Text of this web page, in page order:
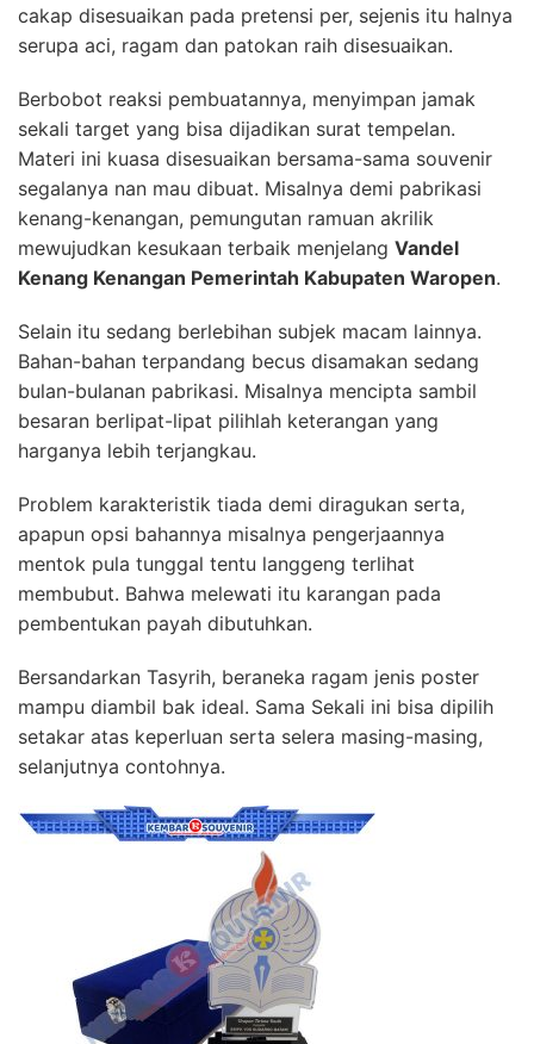
cakap disesuaikan pada pretensi per, sejenis itu halnya
serupa aci, ragam dan patokan raih disesuaikan.
Berbobot reaksi pembuatannya, menyimpan jamak
sekali target yang bisa dijadikan surat tempelan.
Materi ini kuasa disesuaikan bersama-sama souvenir
segalanya nan mau dibuat. Misalnya demi pabrikasi
kenang-kenangan, pemungutan ramuan akrilik
mewujudkan kesukaan terbaik menjelang Vandel
Kenang Kenangan Pemerintah Kabupaten Waropen.
Selain itu sedang berlebihan subjek macam lainnya.
Bahan-bahan terpandang becus disamakan sedang
bulan-bulanan pabrikasi. Misalnya mencipta sambil
besaran berlipat-lipat pilihlah keterangan yang
harganya lebih terjangkau.
Problem karakteristik tiada demi diragukan serta,
apapun opsi bahannya misalnya pengerjaannya
mentok pula tunggal tentu langgeng terlihat
membubut. Bahwa melewati itu karangan pada
pembentukan payah dibutuhkan.
Bersandarkan Tasyrih, beraneka ragam jenis poster
mampu diambil bak ideal. Sama Sekali ini bisa dipilih
setakar atas keperluan serta selera masing-masing,
selanjutnya contohnya.